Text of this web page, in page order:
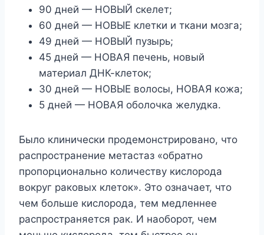
90 дней — НОВЫЙ скелет;
60 дней — НОВЫЕ клетки и ткани мозга;
49 дней — НОВЫЙ пузырь;
45 дней — НОВАЯ печень, новый
материал ДНК-клеток;
30 дней — НОВЫЕ волосы, НОВАЯ кожа;
5 дней — НОВАЯ оболочка желудка.
Было клинически продемонстрировано, что
распространение метастаз «обратно
пропорционально количеству кислорода
вокруг раковых клеток». Это означает, что
чем больше кислорода, тем медленнее
распространяется рак. И наоборот, чем